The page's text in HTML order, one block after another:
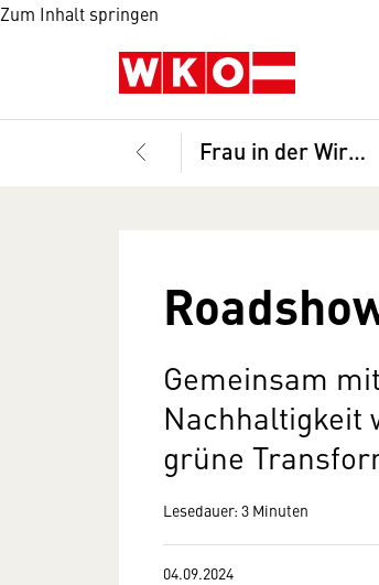
Zum Inhalt springen
Frau in der Wirtschaft
Gemeinsam
Nachhaltigkeit
grüne
Lesedauer: 3 Minuten
04.09.2024